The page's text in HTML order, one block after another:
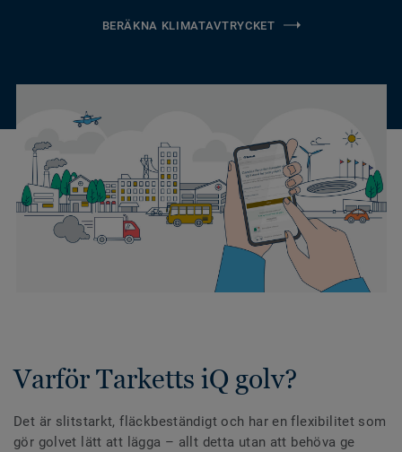
BERÄKNA KLIMATAVTRYCKET
Varför Tarketts iQ golv?
Det är slitstarkt, fläckbeständigt och har en flexibilitet som
gör golvet lätt att lägga – allt detta utan att behöva ge